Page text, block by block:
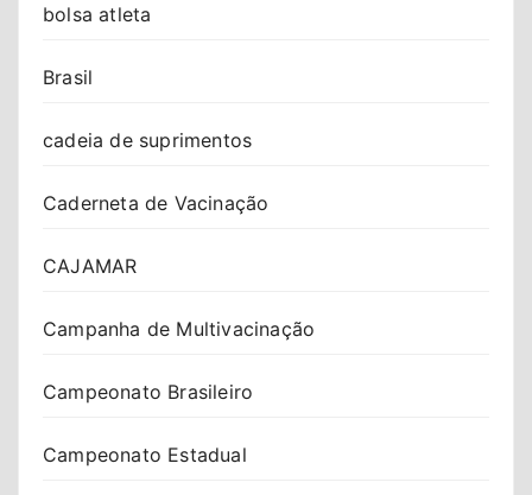
bolsa atleta
Brasil
cadeia de suprimentos
Caderneta de Vacinação
CAJAMAR
Campanha de Multivacinação
Campeonato Brasileiro
Campeonato Estadual